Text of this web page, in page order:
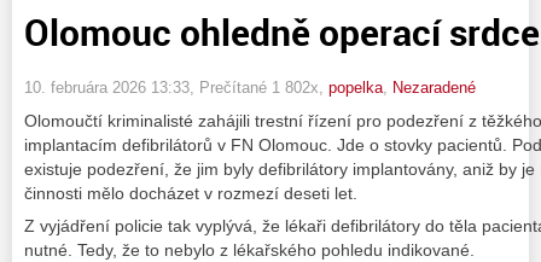
Olomouc ohledně operací srdce
10. februára 2026 13:33 , Prečítané 1 802x, popelka Nezaradené
Olomoučtí kriminalisté zahájili trestní řízení pro podezření z
implantacím defibrilátorů v FN Olomouc. Jde o stovky pacientů.
existuje podezření, že jim byly defibrilátory implantovány, aniž by
činnosti mělo docházet v rozmezí deseti let.
Z vyjádření policie tak vyplývá, že lékaři defibrilátory do těla
nutné. Tedy, že to nebylo z lékařského pohledu indikované.